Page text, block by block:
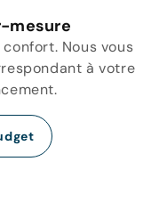
mesure
Nous vous
à votre